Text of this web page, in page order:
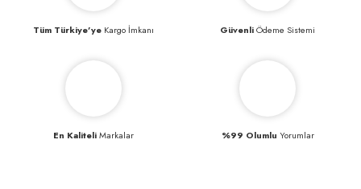
Tüm Türkiye’yeKargo İmkanı GüvenliÖdeme Sistemi
En KaliteliMarkalar %99 Olumlu Yorumlar